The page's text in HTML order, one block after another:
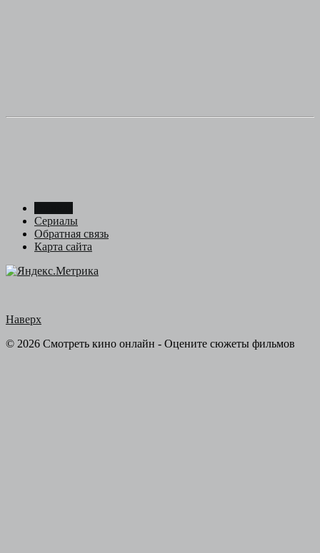
Сериалы
Обратная связь
Карта сайта
Наверх
© 2026 Смотреть кино онлайн - Оцените сюжеты фильмов